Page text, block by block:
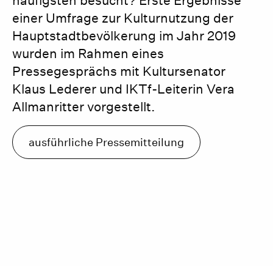
einer Umfrage zur Kulturnutzung der
Hauptstadtbevölkerung im Jahr 2019
wurden im Rahmen eines
Pressegesprächs mit Kultursenator
Klaus Lederer und IKTf-Leiterin Vera
Allmanritter vorgestellt.
ausführliche Pressemitteilung